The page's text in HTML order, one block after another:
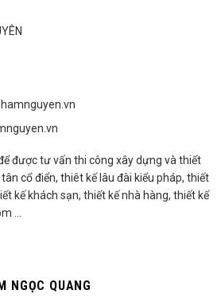
được tư vấn thi công xây dựng và thiết
cổ điển, thiêt kế lâu đài kiểu pháp, thiết
kế khách sạn, thiết kế nhà hàng, thiết kế
…
NGỌC QUANG